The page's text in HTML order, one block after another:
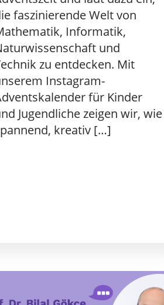
faszinierende Welt von
Informatik,
und
zu entdecken. Mit
Instagram-
für Kinder
Jugendliche zeigen wir, wie
kreativ […]